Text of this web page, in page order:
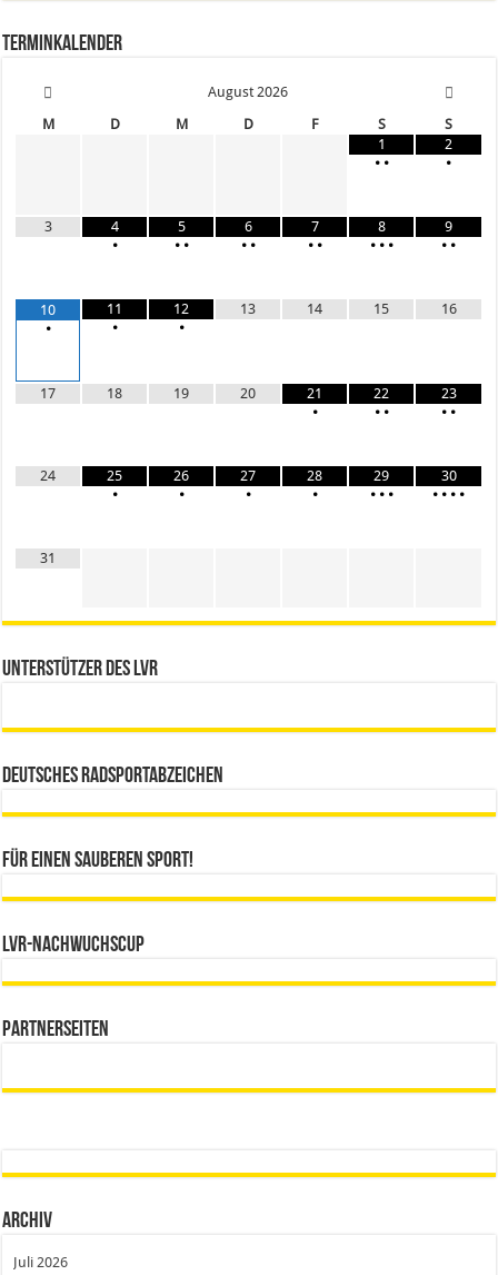
Terminkalender
August 2026
M
D M D F S
S
1
• •
2
•
3
4
•
5
• •
6
• •
7
• •
8
• • •
9
• •
10
•
11
•
12
•
13 14 15 16
17 18 19 20
21
•
22
• •
23
• •
24
25
•
26
•
27
•
28
•
29
• • •
30
• • • •
31
Unterstützer des LVR
Deutsches Radsportabzeichen
Für einen sauberen Sport!
LVR-Nachwuchscup
Partnerseiten
Archiv
Juli 2026